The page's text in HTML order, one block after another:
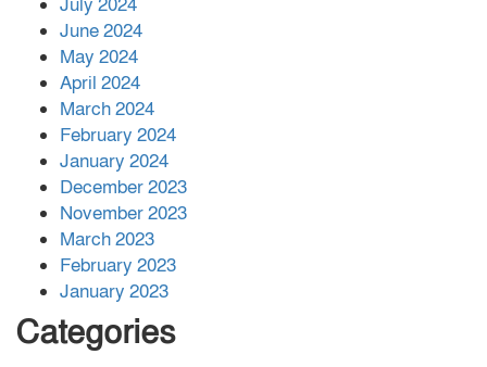
July 2024
June 2024
May 2024
April 2024
March 2024
February 2024
January 2024
December 2023
November 2023
March 2023
February 2023
January 2023
Categories